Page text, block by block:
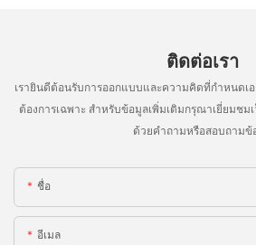
ติดต่อเรา
เรายินดีต้อนรับการออกแบบและความคิดที่กำหนดเ
ต้องการเฉพาะ สำหรับข้อมูลเพิ่มเติมกรุณาเยี่ยมชม
ด้วยคำถามหรือสอบถามข้
ชื่อ
อีเมล